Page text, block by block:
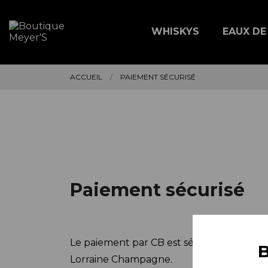
WHISKYS EAUX
ACCUEIL PAIEMENT SÉCURISÉ
Paiement sécurisé
Le paiement par CB est sécurisé sur
Lorraine Champagne.